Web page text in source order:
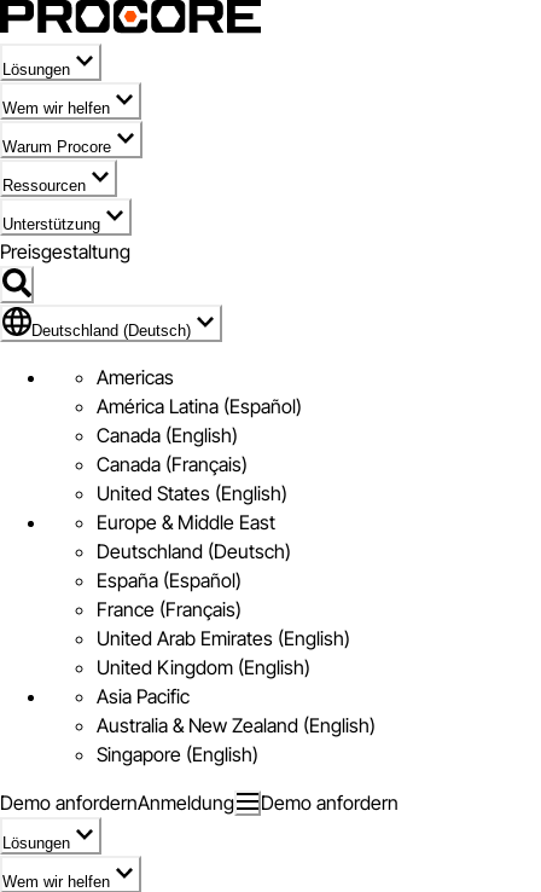
Lösungen
Wem wir helfen
Warum Procore
Ressourcen
Unterstützung
Preisgestaltung
Markieren des Symbols für Deutschland (Deutsch)
Deutschland (Deutsch)
Americas
América Latina (Español)
Canada (English)
Canada (Français)
United States (English)
Europe & Middle East
Deutschland (Deutsch)
España (Español)
France (Français)
United Arab Emirates (English)
United Kingdom (English)
Asia Pacific
Australia & New Zealand (English)
Singapore (English)
Demo anfordernAnmeldung Demo anfordern
Lösungen
Wem wir helfen